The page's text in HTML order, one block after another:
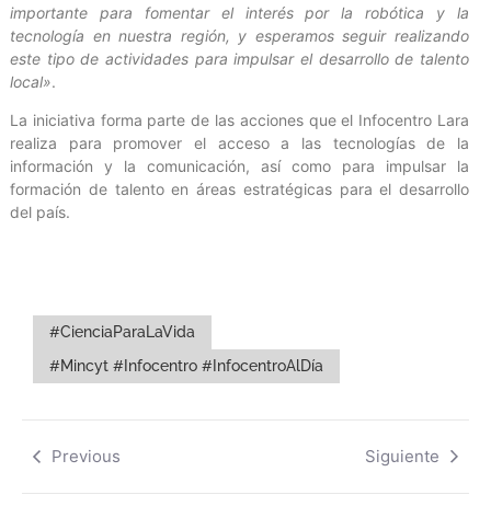
importante para fomentar el interés por la robótica y la
tecnología en nuestra región, y esperamos seguir realizando
este tipo de actividades para impulsar el desarrollo de talento
local».
La iniciativa forma parte de las acciones que el Infocentro Lara
realiza para promover el acceso a las tecnologías de la
información y la comunicación, así como para impulsar la
formación de talento en áreas estratégicas para el desarrollo
del país.
#CienciaParaLaVida
#Mincyt #Infocentro #InfocentroAlDía
Previous Siguiente